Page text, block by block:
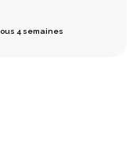
4 semaines